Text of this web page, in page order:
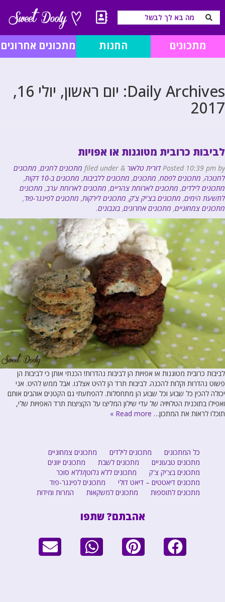
מתכונים החנות מתכונים אחרונים
Daily Archives:
יום ראשון, יולי 16,
2017
לביבות כרובית מטוגנות או אפויות
Posted 10:39 pm by דורית טלאור & מתכונים לחגים, מתכונים
לחנוכה, מתכונים לפסח, מתכונים, מתכונים ללביבות, מתכונים ב-10 דקות
,
מתכונים לילדים, מתכונים לארוחת צהריים, מתכונים לארוחת ערב, מתכונים
לתשעת הימים, מתכונים בצ'יק צ'ק, מתכונים לירקות, מתכונים לפינגר-פוד,
מתכונים צמחוניים, מתכונים אחרונים, בונבונים.
לביבות כרובית מטוגנות או אפויות הן לביבות נהדרות! הכנתי אותן כי לביבות הן
פשוט נהדרות וקלות להכנה. לביבות תרד הן להיט אצלנו. אבל ממש להיט. אני
יכולה להכין כל שבוע וכל שבוע הן מתחסלות. להפתעתי גם הקטנים אוהבים אותם
ואפילו בתוכנית הטלויזיה של עדי שילון המליצו על הקציצות תרד האפויות שלי,
תוכלו לראות את המתכון… Read more »
כל המתכונים מתכונים לילדים
מתכונים צמחוניים
מתכונים טבעוניים
מתכונים לשבת
מתכונים יוונים
מתכונים בצ'יק צ'ק
מתכונים ללא גלוטן/ללא סוכר
מתכונים דיאטטים – דיאט דולי
מתכונים לפינגר-פוד
מתכונים לתוספות
מתכונים למשקאות המרות ומידות
אהבתם? שתפו